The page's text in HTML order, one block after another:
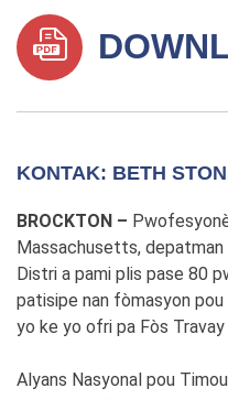
KONTAK: BETH
BROCKTON –
Massachusetts,
Distri a pami plis pase 80
patisipe nan fòmasyon
yo ke yo ofri pa Fòs
Alyans Nasyonal pou